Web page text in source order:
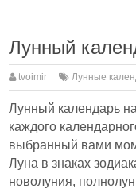
Лунный
tvoimir Лунные
Лунный календарь
каждого
выбранный вами
Луна в знаках
новолуния,